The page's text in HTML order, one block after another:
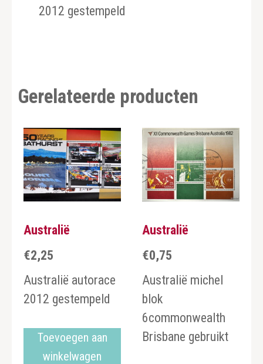
2012 gestempeld
Gerelateerde producten
Australië
€2,25
Australië autorace
2012 gestempeld
Toevoegen aan
winkelwagen
Australië
€0,75
Australië michel
blok
6commonwealth
Brisbane gebruikt